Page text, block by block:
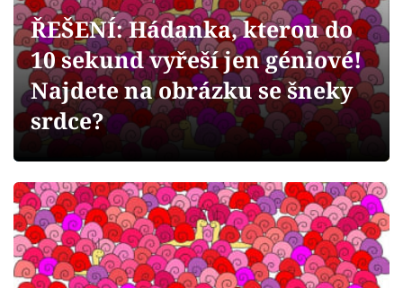
Videa
Sledujte prima+
Sledujte nás
ŘEŠENÍ: Hádanka, kterou do
10 sekund vyřeší jen géniové!
Najdete na obrázku se šneky
srdce?